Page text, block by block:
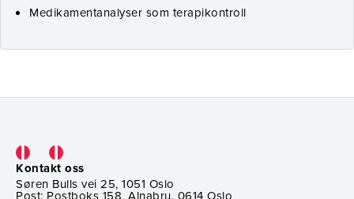
Medikamentanalyser som terapikontroll
Kontakt oss
Søren Bulls vei 25, 1051 Oslo
Post: Postboks 158, Alnabru, 0614 Oslo